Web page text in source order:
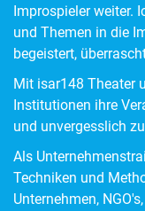
Improspieler weiter.
und Themen in die
begeistert,
Mit isar148 Theater
Institutionen ihre
und unvergesslich
Als
Techniken und
Unternehmen,